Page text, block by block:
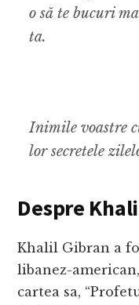
o să te bucuri
ta.
Inimile voastre
lor secretele
Despre
Khalil Gibran a
libanez-
cartea sa,